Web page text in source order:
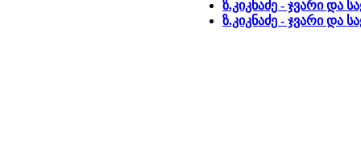
ზ.კიკნაძე - ჯვარი და
ზ.კიკნაძე - ჯვარი და